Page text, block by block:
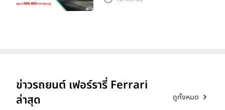
ข่าวรถยนต์ เฟอร์รารี่ Ferrari
ล่าสุด
ดูทั้งหมด